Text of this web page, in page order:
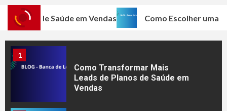
de Saúde em Vendas Como Escolher uma
Como Aumentar as Vendas de
Planos de Saúde com Leads
Qualificadas
1
Como Transformar Mais
Leads de Planos de Saúde em
Vendas